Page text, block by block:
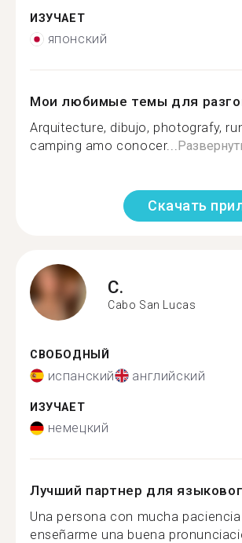
ИЗУЧАЕТ
японский
Мои любимые темы для
Arquitecture, dibujo, photografy,
camping amo conocer...
Скачать
C.
Cabo San Lucas
СВОБОДНЫЙ
испанский английский
ИЗУЧАЕТ
немецкий
Лучший партнер для
Una persona con mucha
enseñarme una buena